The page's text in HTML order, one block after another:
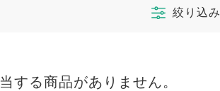
絞り込み
する商品がありません。